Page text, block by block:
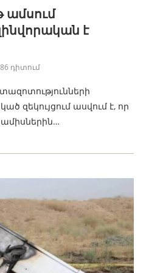
ամսում
է
86 դիտում
զեկույցում ասվում է, որ